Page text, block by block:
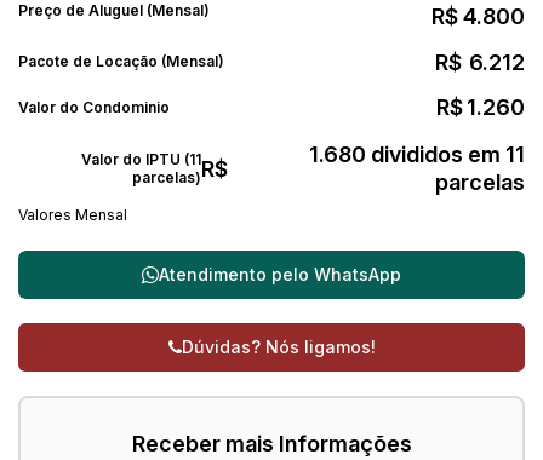
R$4.800
Preço de Aluguel (Mensal)
Valores Mensal
Valor do IPTU (11
parcelas)R$
1.680 divididos em 11
parcelas
Valor do Condominio R$1.260
R$ 6.212
Pacote de Locação (Mensal)
Atendimento pelo WhatsApp
Dúvidas? Nós ligamos!
Receber mais Informações